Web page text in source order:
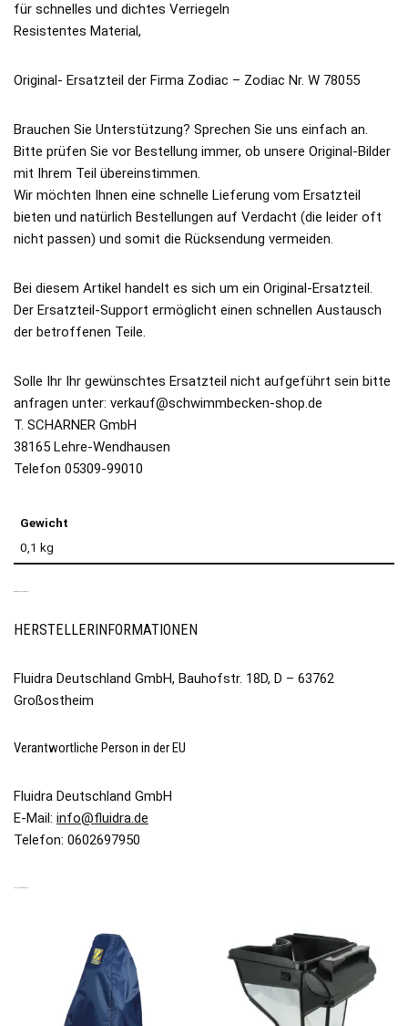
für schnelles und dichtes Verriegeln
Resistentes Material,
Original- Ersatzteil der Firma Zodiac – Zodiac Nr. W 78055
Brauchen Sie Unterstützung? Sprechen Sie uns einfach an.
Bitte prüfen Sie vor Bestellung immer, ob unsere Original-Bilder
mit Ihrem Teil übereinstimmen.
Wir möchten Ihnen eine schnelle Lieferung vom Ersatzteil
bieten und natürlich Bestellungen auf Verdacht (die leider oft
nicht passen) und somit die Rücksendung vermeiden.
Bei diesem Artikel handelt es sich um ein Original-Ersatzteil.
Der Ersatzteil-Support ermöglicht einen schnellen Austausch
der betroffenen Teile.
Solle Ihr Ihr gewünschtes Ersatzteil nicht aufgeführt sein bitte
anfragen unter: verkauf@schwimmbecken-shop.de
T. SCHARNER GmbH
38165 Lehre-Wendhausen
Telefon 05309-99010
Gewicht
0,1 kg
HERSTELLERINFORMATIONEN
Fluidra Deutschland GmbH, Bauhofstr. 18D, D – 63762
Großostheim
Verantwortliche Person in der EU
Fluidra Deutschland GmbH
E-Mail: info@fluidra.de
Telefon: 0602697950